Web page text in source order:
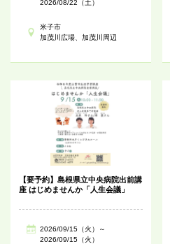
2026/08/22（土）
米子市
加茂川広場、加茂川周辺
【要予約】島根県立中央病院出前講
座 はじめませんか「人生会議」
2026/09/15（火）～
2026/09/15（火）